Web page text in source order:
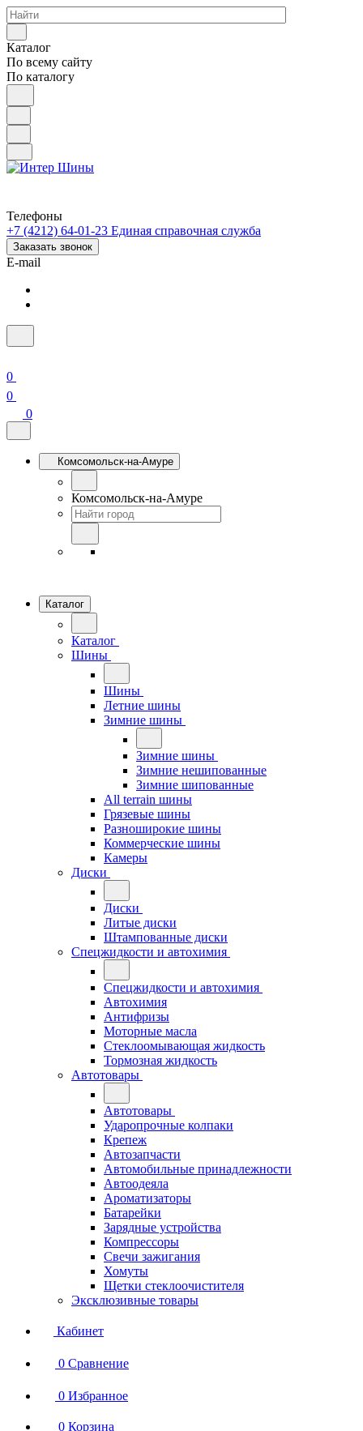
Каталог
По всему сайту
По каталогу
Телефоны
+7 (4212) 64-01-23 Единая справочная служба
Заказать звонок
E-mail
0
0
0
Комсомольск-на-Амуре
Комсомольск-на-Амуре
Каталог
Каталог
Шины
Шины
Летние шины
Зимние шины
Зимние шины
Зимние нешипованные
Зимние шипованные
All terrain шины
Грязевые шины
Разноширокие шины
Коммерческие шины
Камеры
Диски
Диски
Литые диски
Штампованные диски
Спецжидкости и автохимия
Спецжидкости и автохимия
Автохимия
Антифризы
Моторные масла
Стеклоомывающая жидкость
Тормозная жидкость
Автотовары
Автотовары
Ударопрочные колпаки
Крепеж
Автозапчасти
Автомобильные принадлежности
Автоодеяла
Ароматизаторы
Батарейки
Зарядные устройства
Компрессоры
Свечи зажигания
Хомуты
Щетки стеклоочистителя
Эксклюзивные товары
Кабинет
0 Сравнение
0 Избранное
0 Корзина